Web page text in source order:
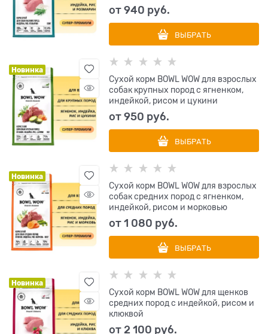
от940 руб.
ВЫБРАТЬ
Новинка
Сухой корм BOWL WOW для взрослых
собак крупных пород с ягненком,
индейкой, рисом и цукини
от950 руб.
ВЫБРАТЬ
Новинка
Сухой корм BOWL WOW для взрослых
собак средних пород с ягненком,
индейкой, рисом и морковью
от1 080 руб.
ВЫБРАТЬ
Новинка
Сухой корм BOWL WOW для щенков
средних пород с индейкой, рисом и
клюквой
от2 100 руб.